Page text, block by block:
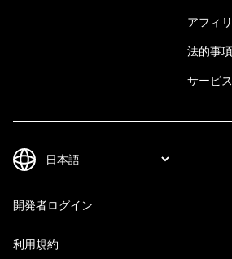
アフィ
法的事項
サービ
開発者ログイン
利用規約